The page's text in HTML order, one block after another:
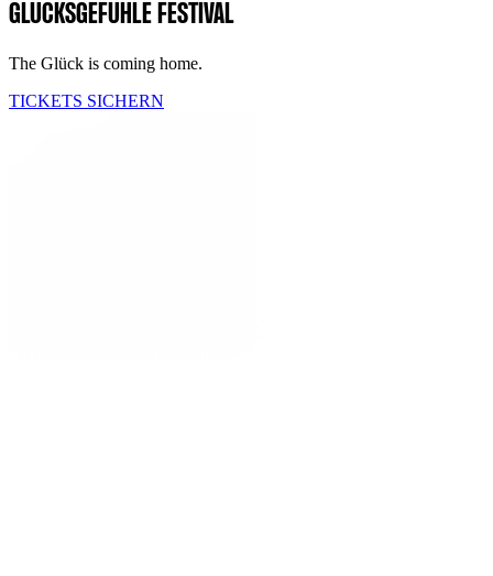
GLÜCKSGEFÜHLE FESTIVAL
The Glück is coming home.
TICKETS SICHERN